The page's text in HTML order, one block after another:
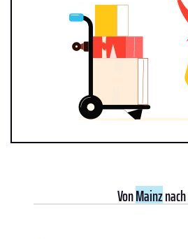
VonMainz